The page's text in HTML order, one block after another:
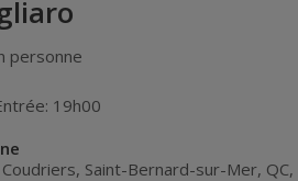
personne
19h00
, Saint-Bernard-sur-Mer, QC,